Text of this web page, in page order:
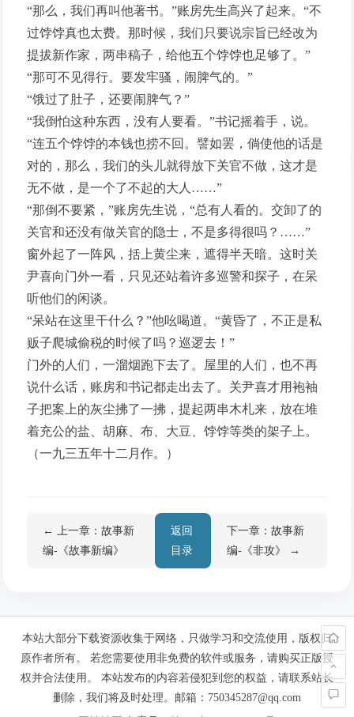
“那么，我们再叫他著书。”账房先生高兴了起来。“不
过饽饽真也太费。那时候，我们只要说宗旨已经改为
提拔新作家，两串稿子，给他五个饽饽也足够了。”
“那可不见得行。要发牢骚，闹脾气的。”
“饿过了肚子，还要闹脾气？”
“我倒怕这种东西，没有人要看。”书记摇着手，说。
“连五个饽饽的本钱也捞不回。譬如罢，倘使他的话是
对的，那么，我们的头儿就得放下关官不做，这才是
无不做，是一个了不起的大人……”
“那倒不要紧，”账房先生说，“总有人看的。交卸了的
关官和还没有做关官的隐士，不是多得很吗？……”
窗外起了一阵风，括上黄尘来，遮得半天暗。这时关
尹喜向门外一看，只见还站着许多巡警和探子，在呆
听他们的闲谈。
“呆站在这里干什么？”他吆喝道。“黄昏了，不正是私
贩子爬城偷税的时候了吗？巡逻去！”
门外的人们，一溜烟跑下去了。屋里的人们，也不再
说什么话，账房和书记都走出去了。关尹喜才用袍袖
子把案上的灰尘拂了一拂，提起两串木札来，放在堆
着充公的盐、胡麻、布、大豆、饽饽等类的架子上。
（一九三五年十二月作。）
← 上一章：故事新
编-《故事新编》
返回
目录
下一章：故事新
编-《非攻》 →
本站大部分下载资源收集于网络，只做学习和交流使用，版权归
原作者所有。 若您需要使用非免费的软件或服务，请购买正版授
权并合法使用。 本站发布的内容若侵犯到您的权益，请联系站长
删除，我们将及时处理。邮箱：750345287@qq.com